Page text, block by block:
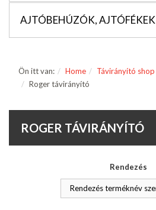
AJTÓBEHÚZÓK, AJTÓFÉKEK
Ön itt van: Home Távirányító shop
Roger távirányító
ROGER TÁVIRÁNYÍTÓ
Rendezés
Rendezés terméknév